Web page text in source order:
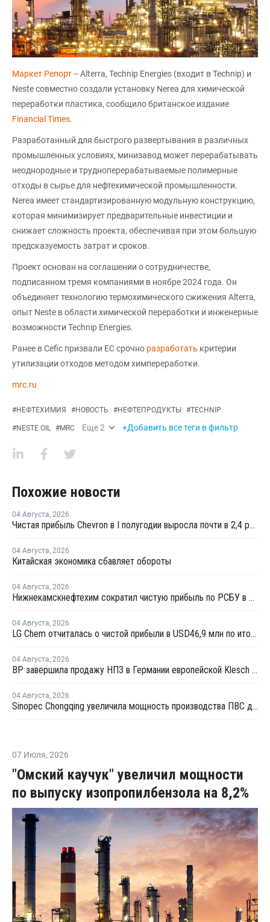
Маркет Репорт-- Alterra, Technip Energies (входит в Technip) и
Neste совместно создали установку Nerea для химической
переработки пластика, сообщило британское издание
Financial Times.
Разработанный для быстрого развертывания в различных
промышленных условиях, минизавод может перерабатывать
неоднородные и трудноперерабатываемые полимерные
отходы в сырье для нефтехимической промышленности.
Nerea имеет стандартизированную модульную конструкцию,
которая минимизирует предварительные инвестиции и
снижает сложность проекта, обеспечивая при этом большую
предсказуемость затрат и сроков.
Проект основан на соглашении о сотрудничестве,
подписанном тремя компаниями в ноябре 2024 года. Он
объединяет технологию термохимического сжижения Alterra,
опыт Neste в области химической переработки и инженерные
возможности Technip Energies.
Ранее в Сefic призвали ЕС срочно разработать критерии
утилизации отходов методом химпереработки.
mrc.ru
#НЕФТЕХИМИЯ #НОВОСТЬ #НЕФТЕПРОДУКТЫ #TECHNIP
#NESTE OIL #MRC Еще2 +Добавить все теги в фильтр
Похожие новости
04 Августа, 2026
Чистая прибыль Chevron в I полугодии выросла почти в 2,4 раза
04 Августа, 2026
Китайская экономика сбавляет обороты
04 Августа, 2026
Нижнекамскнефтехим сократил чистую прибыль по РСБУ в 15 раз в первом полугодии
04 Августа, 2026
LG Chem отчиталась о чистой прибыли в USD46,9 млн по итогам второго квартала 2026 года
04 Августа, 2026
BP завершила продажу НПЗ в Германии европейской Klesch Group
04 Августа, 2026
Sinopec Chongqing увеличила мощность производства ПВС до 210 тысяч тонн
07 Июля, 2026
"Омский каучук" увеличил мощности
по выпуску изопропилбензола на 8,2%